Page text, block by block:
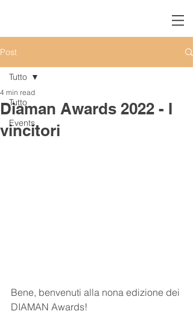
Post
Tutto
Events
Tutto
Diaman Awards 2022 - I
vincitori
4 min read
Bene, benvenuti alla nona edizione dei
DIAMAN Awards!